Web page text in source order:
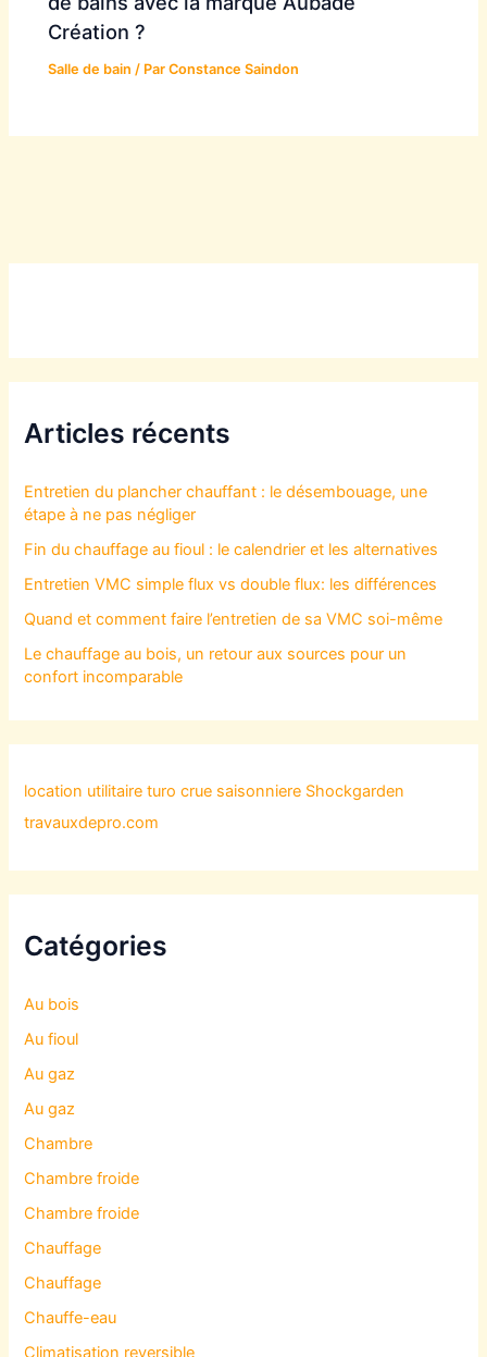
Création ?
Salle de bain / ParConstance Saindon
Articles récents
Entretien du plancher chauffant : le désembouage, une
étape à ne pas négliger
Fin du chauffage au fioul : le calendrier et les alternatives
Entretien VMC simple flux vs double flux: les différences
Quand et comment faire l’entretien de sa VMC soi-même
Le chauffage au bois, un retour aux sources pour un
confort incomparable
location utilitaire turo crue saisonniere Shockgarden
travauxdepro.com
Catégories
Au bois
Au fioul
Au gaz
Au gaz
Chambre
Chambre froide
Chambre froide
Chauffage
Chauffage
Chauffe-eau
Climatisation reversible